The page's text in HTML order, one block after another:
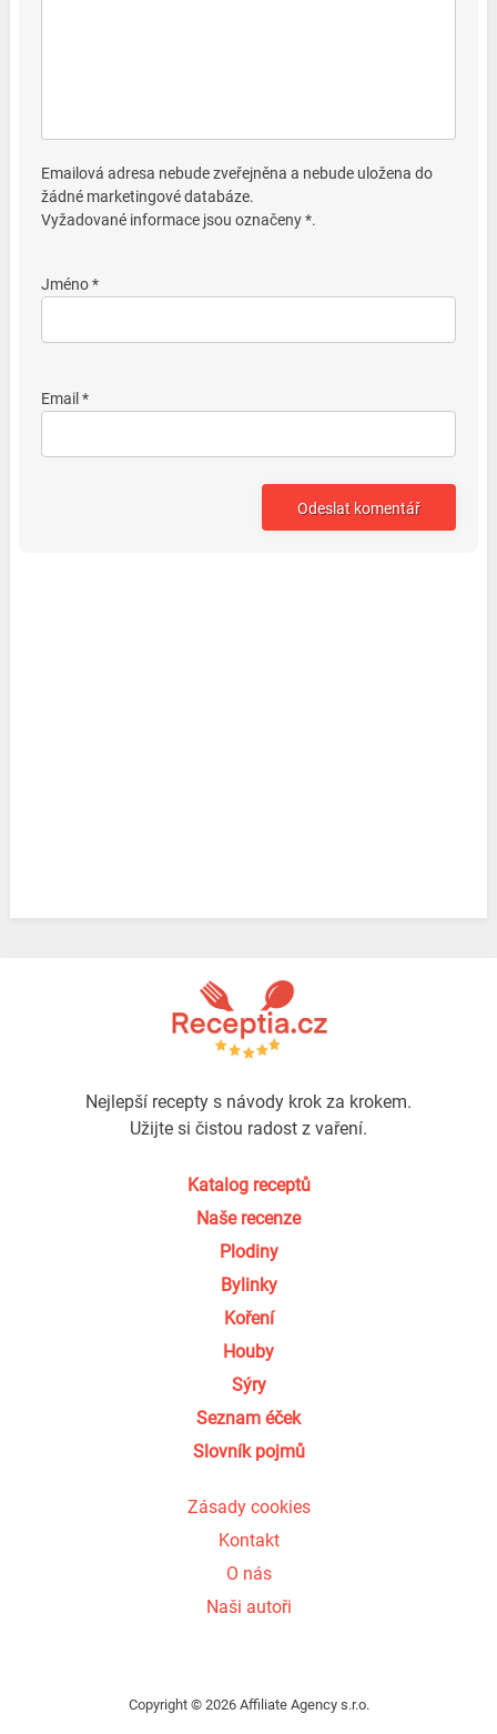
Emailová adresa nebude zveřejněna a nebude uložena do
žádné marketingové databáze.
Vyžadované informace jsou označeny *.
Jméno *
Email *
Nejlepší recepty s návody krok za krokem.
Užijte si čistou radost z vaření.
Katalog receptů
Naše recenze
Plodiny
Bylinky
Koření
Houby
Sýry
Seznam éček
Slovník pojmů
Zásady cookies
Kontakt
O nás
Naši autoři
Copyright © 2026 Affiliate Agency s.r.o.